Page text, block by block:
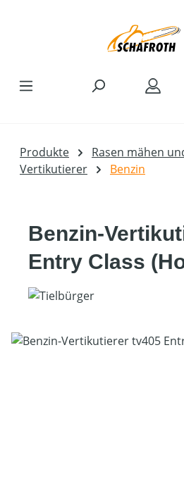
Produkte
Rasen mähen
Vertikutierer
Benzin
Benzin-
Entry Class
Bildergalerie überspringen